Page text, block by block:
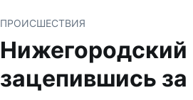
ПРОИСШЕСТВИЯ
Нижегородский
зацепившись за